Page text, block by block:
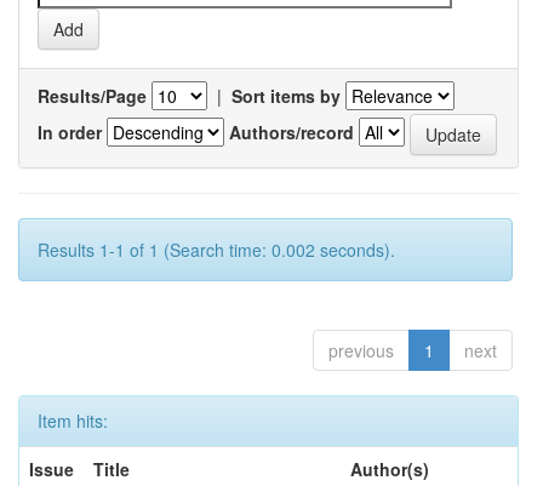
Results/Page | Sort items by
In order
Authors/record
Results 1-1 of 1 (Search time: 0.002 seconds).
previous 1 next
Item hits:
Issue
Title Author(s)